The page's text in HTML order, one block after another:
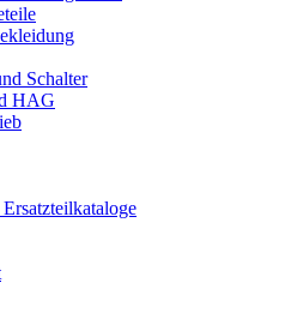
Schalter
HAG